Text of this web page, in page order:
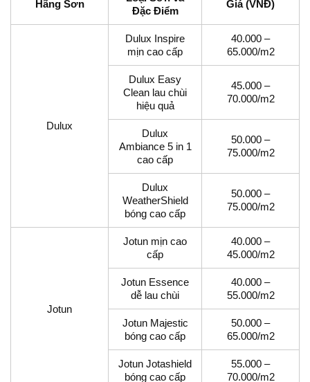
Hãng Sơn
Đặc Điểm
Giá (VNĐ)
Dulux
Dulux Inspire
mịn cao cấp
40.000 –
65.000/m2
Dulux Easy
Clean lau chùi
hiệu quả
45.000 –
70.000/m2
Dulux
Ambiance 5 in 1
cao cấp
50.000 –
75.000/m2
Dulux
WeatherShield
bóng cao cấp
50.000 –
75.000/m2
Jotun
Jotun mịn cao
cấp
40.000 –
45.000/m2
Jotun Essence
dễ lau chùi
40.000 –
55.000/m2
Jotun Majestic
bóng cao cấp
50.000 –
65.000/m2
Jotun Jotashield
bóng cao cấp
55.000 –
70.000/m2